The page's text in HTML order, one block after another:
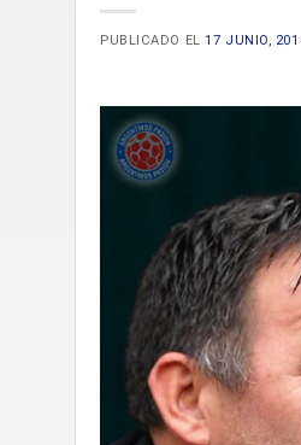
PUBLICADO EL17 JUNIO,